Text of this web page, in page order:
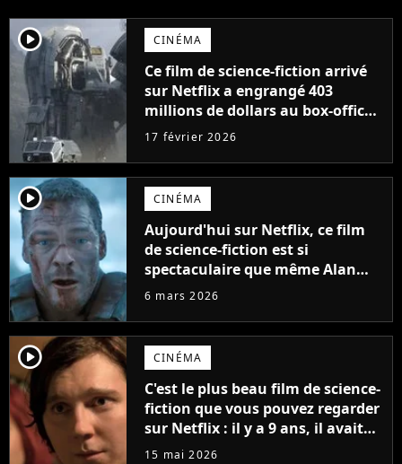
player2 CINÉMA
Ce film de science-fiction arrivé
sur Netflix a engrangé 403
millions de dollars au box-office
et fait revivre l'une des sagas les
temps
17 février 2026
player2 CINÉMA
Aujourd'hui sur Netflix, ce film
de science-fiction est si
spectaculaire que même Alan
Ritchson avait peur sur le
6 mars 2026
player2 CINÉMA
C'est le plus beau film de science-
fiction que vous pouvez regarder
sur Netflix : il y a 9 ans, il avait
été boycotté lors de sa sortie
15 mai 2026